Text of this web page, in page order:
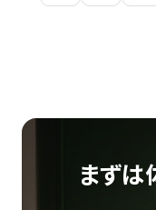
まずは